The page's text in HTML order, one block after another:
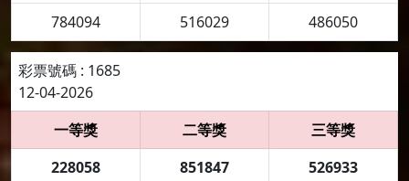
784094
516029 486050
彩票號碼 : 1685
12-04-2026
一等獎
二等獎
三等獎
228058
851847
526933